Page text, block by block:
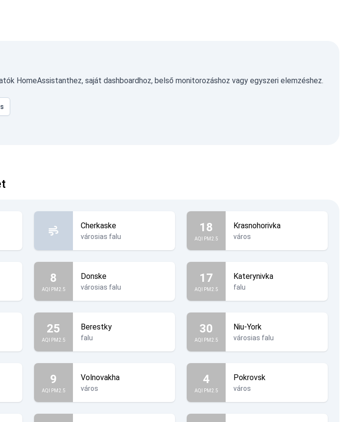
HomeAssistanthez, saját dashboardhoz, belső monitorozáshoz vagy egyszeri elemzéshez.
Cherkaske
városias falu
18
AQI PM2.5
Krasnohorivka
város
8
AQI PM2.5
Donske
városias falu
17
AQI PM2.5
Katerynivka
falu
25
AQI PM2.5
Berestky
falu
30
AQI PM2.5
Niu-York
városias falu
9
AQI PM2.5
Volnovakha
város
4
AQI PM2.5
Pokrovsk
város